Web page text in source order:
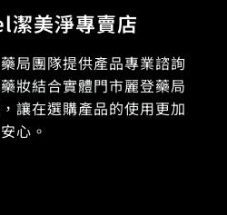
美淨專賣店
局團隊提供產品專業諮詢
妝結合實體門市麗登藥局
讓在選購產品的使用更加
安心。